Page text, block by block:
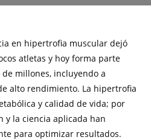
en hipertrofia muscular dejó
atletas y hoy forma parte
millones, incluyendo a
alto rendimiento. La hipertrofia
y calidad de vida; por
y la ciencia aplicada han
para optimizar resultados.